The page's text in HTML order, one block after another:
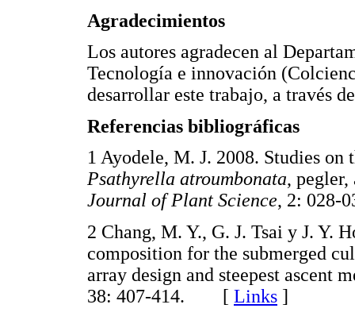
Agradecimientos
Los autores agradecen al
Tecnología e innovación
desarrollar este trabajo, a través
Referencias bibliográficas
1 Ayodele, M. J. 2008. Studies
Psathyrella atroumbonata,
Journal of Plant Science, 2:
2 Chang, M. Y., G. J. Tsai y J. Y.
composition for the submerged
array design and steepest ascent
38: 407-414. [ Links ]